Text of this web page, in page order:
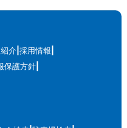
介 採用情報
保護方針